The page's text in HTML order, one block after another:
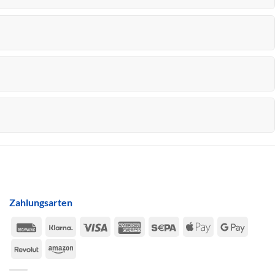
Zahlungsarten
Rechung
Klarna Visa
American Sepa
Apple
Google
RevolutAmazon